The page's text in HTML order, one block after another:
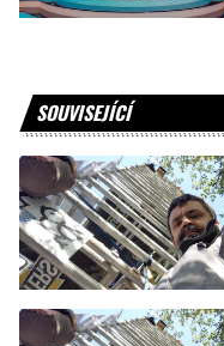
SOUVISEJÍCÍ